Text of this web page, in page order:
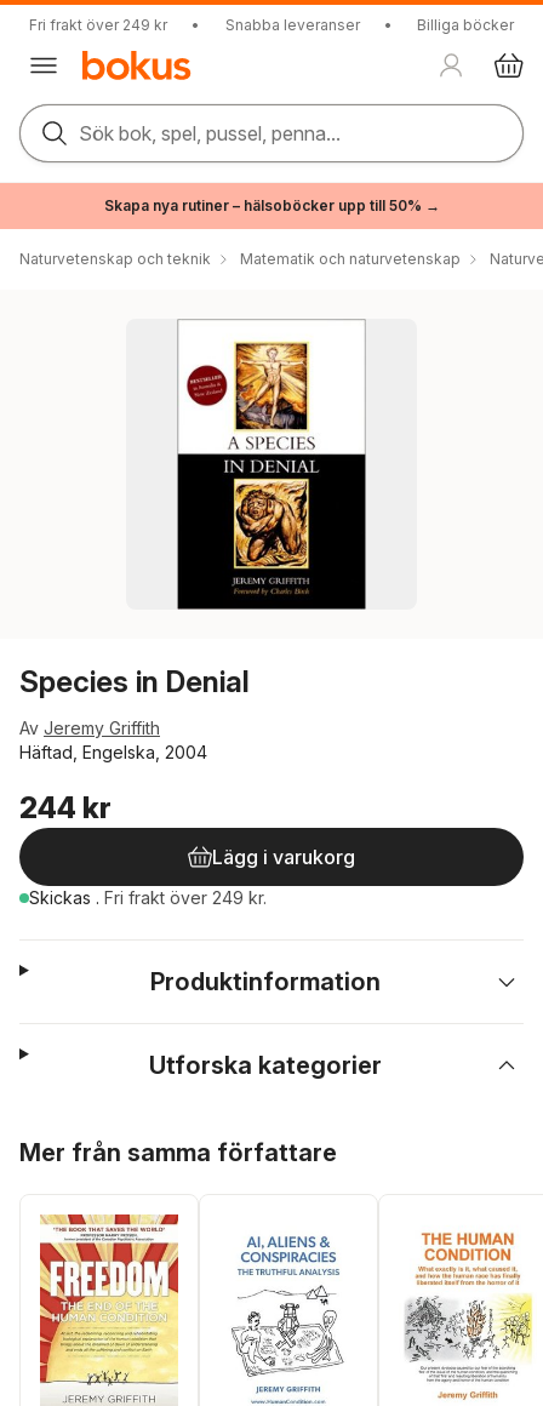
Fri frakt över 249 kr • Snabba leveranser • Billiga böcker
Sök bok, spel, pussel, penna...
Skapa nya rutiner – hälsoböcker upp till 50% →
Naturvetenskap och teknik Matematik och naturvetenskap
Species in Denial
Av Jeremy Griffith
Häftad, Engelska, 2004
244 kr
Lägg i varukorg
Skickas . Fri frakt över 249 kr.
Produktinformation
Utforska kategorier
Mer från samma författare